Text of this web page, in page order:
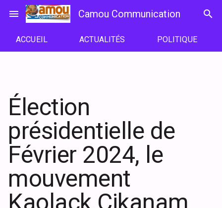
menu Camou Communication search
ACCUEIL ACTUALITÉS POLITIQUE
Élection
présidentielle de
Février 2024, le
mouvement
Kaolack Cikanam